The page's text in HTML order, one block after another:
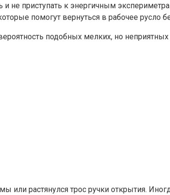
не приступать к энергичным
помогут вернуться в рабочее русло
подобных мелких, но
или растянулся трос ручки открытия.